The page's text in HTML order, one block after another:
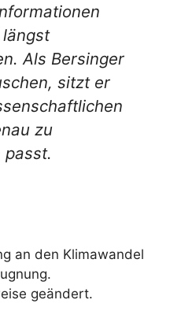
Als Bersinger
sitzt er
zu
passt.
an den Klimawandel
geändert.